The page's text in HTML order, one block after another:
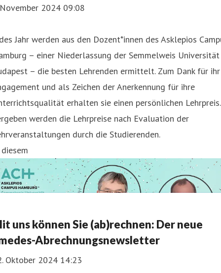
2024 09:08
Jahr werden aus den Dozent*innen des Asklepios
– einer Niederlassung der Semmelweis Universität
– die besten Lehrenden ermittelt. Zum Dank für ihr
und als Zeichen der Anerkennung für ihre
erhalten sie einen persönlichen Lehrpreis.
werden die Lehrpreise nach Evaluation der
durch die Studierenden.
uns können Sie (ab)rechnen: Der neue
Abrechnungsnewsletter
Oktober 2024 14:23